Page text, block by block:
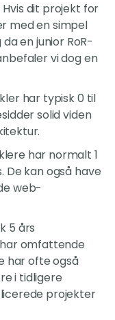
dit projekt for
med en simpel
en junior RoR-
vi dog en
har typisk 0 til
solid viden
har normalt 1
De kan også have
web-
5 års
har omfattende
har ofte også
i tidligere
projekter